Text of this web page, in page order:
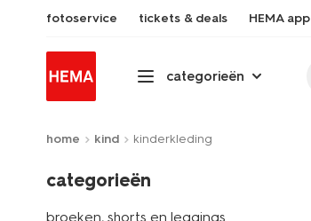
fotoservice tickets & deals HEMA app
categorieën
home kind kinderkleding
categorieën
broeken, shorts en leggings